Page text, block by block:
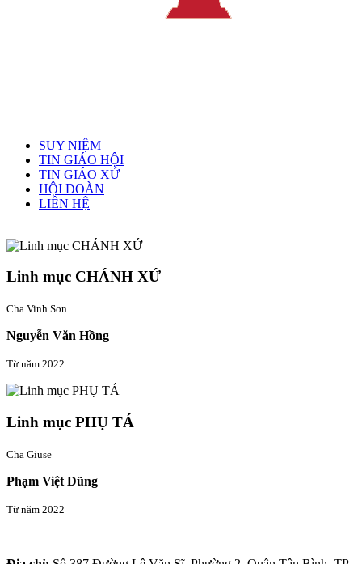
SUY NIỆM
TIN GIÁO HỘI
TIN GIÁO XỨ
HỘI ĐOÀN
LIÊN HỆ
Linh mục CHÁNH XỨ
Cha Vinh Sơn
Nguyễn Văn Hồng
Từ năm 2022
Linh mục PHỤ TÁ
Cha Giuse
Phạm Việt Dũng
Từ năm 2022